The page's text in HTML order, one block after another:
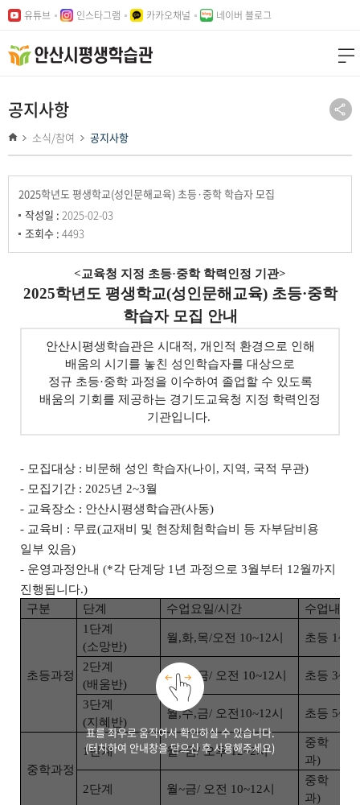
본문
바로가기
주메뉴
바로가기유튜브 인스타그램 카카오채널 네이버 블로그
공지사항
소식/참여 공지사항
2025학년도 평생학교(성인문해교육) 초등·중학 학습자 모집
작성일 : 2025-02-03
조회수 : 4493
<교육청 지정 초등·중학 학력인정 기관>
2025학년도 평생학교(성인문해교육) 초등·중학
학습자 모집 안내
안산시평생학습관은 시대적, 개인적 환경으로 인해
배움의 시기를 놓친 성인학습자를 대상으로
정규 초등·중학 과정을 이수하여 졸업할 수 있도록
배움의 기회를 제공하는 경기도교육청 지정 학력인정
기관입니다.
- 모집대상 : 비문해 성인 학습자(나이, 지역, 국적 무관)
- 모집기간 : 2025년 2~3월
- 교육장소 : 안산시평생학습관(사동)
- 교육비 : 무료(교재비 및 현장체험학습비 등 자부담비용
일부 있음)
- 운영과정안내 (*각 단계당 1년 과정으로 3월부터 12월까지
진행됩니다.)
표를 좌우로 움직여서 확인하실 수 있습니다.
(터치하여 안내창을 닫으신 후 사용해주세요)
구분 단계 수업요일/시간 수업내용
초등과정
1 단계
(소망반)
월 ,화,목/오전 10~12시 초등 1~2
2단계
(배움반)
화, 목 금/ 오전 10~12시 초등 3~4
3단계
(지혜반)
월,수,금/ 오전 10~12시 초등 5~6
중학과정
1단계 월~금/오후12~2시
중학
과)
2단계 월~금/ 오전 10~12시
중학
과)